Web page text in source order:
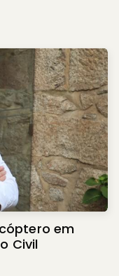
em
Civil